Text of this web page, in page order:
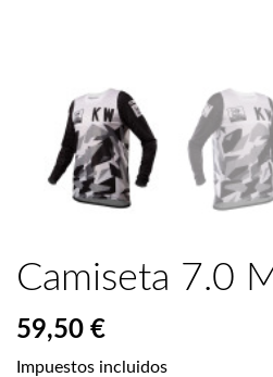
Camiseta 7.0
59,50 €
Impuestos incluidos